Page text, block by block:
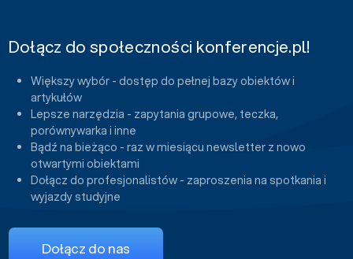
Dołącz do społeczności konferencje.pl!
Większy wybór - dostęp do pełnej bazy obiektów i
artykułów
Lepsze narzędzia - zapytania grupowe, teczka,
porównywarka i inne
Bądź na bieżąco - raz w miesiącu newsletter z nowo
otwartymi obiektami
Dołącz do profesjonalistów - zaproszenia na spotkania i
wyjazdy studyjne
Dołącz do nas